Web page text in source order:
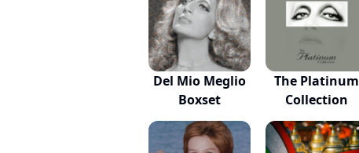
Del Mio Meglio
Boxset
The Platinum
Collection